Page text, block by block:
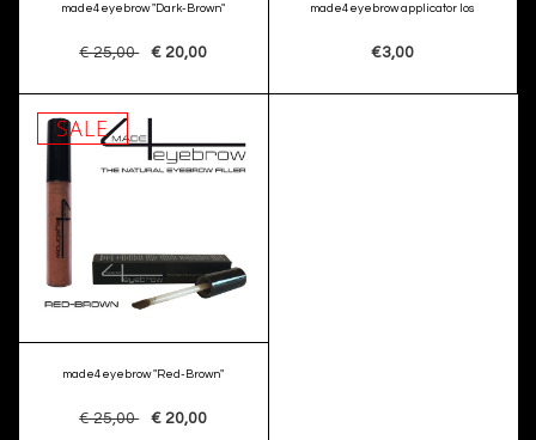
made4eyebrow "Dark-Brown"
€ 25,00 € 20,00
made4eyebrow applicator los
€3,00
SALE
made4eyebrow "Red-Brown"
€ 25,00 € 20,00